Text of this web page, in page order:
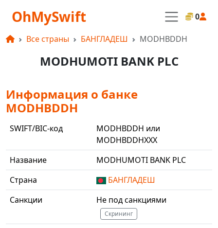
OhMySwift 0
Все страны БАНГЛАДЕШ MODHBDDH
MODHUMOTI BANK PLC
Информация о банке
MODHBDDH
SWIFT/BIC-код
MODHBDDH или
MODHBDDHXXX
Название
MODHUMOTI BANK PLC
Страна
БАНГЛАДЕШ
Санкции
Не под санкциями
Скрининг